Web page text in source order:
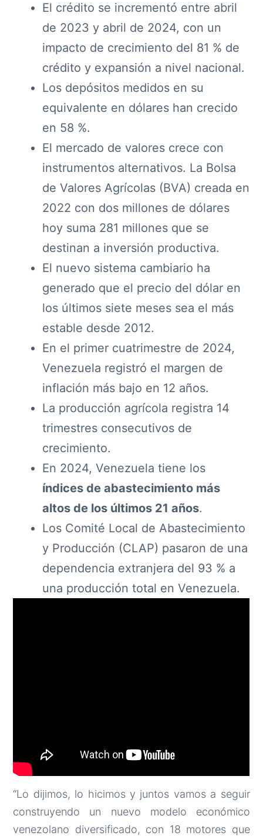
El crédito se incrementó entre abril
de 2023 y abril de 2024, con un
impacto de crecimiento del 81 % de
crédito y expansión a nivel nacional.
Los depósitos medidos en su
equivalente en dólares han crecido
en 58 %.
El mercado de valores crece con
instrumentos alternativos. La Bolsa
de Valores Agrícolas (BVA) creada en
2022 con dos millones de dólares
hoy suma 281 millones que se
destinan a inversión productiva.
El nuevo sistema cambiario ha
generado que el precio del dólar en
los últimos siete meses sea el más
estable desde 2012.
En el primer cuatrimestre de 2024,
Venezuela registró el margen de
inflación más bajo en 12 años.
La producción agrícola registra 14
trimestres consecutivos de
crecimiento.
En 2024, Venezuela tiene los
índices de abastecimiento más
altos de los últimos 21 años.
Los Comité Local de Abastecimiento
y Producción (CLAP) pasaron de una
dependencia extranjera del 93 % a
una producción total en Venezuela.
“Lo dijimos, lo hicimos y juntos vamos a seguir
construyendo un nuevo modelo económico
venezolano diversificado, con 18 motores que